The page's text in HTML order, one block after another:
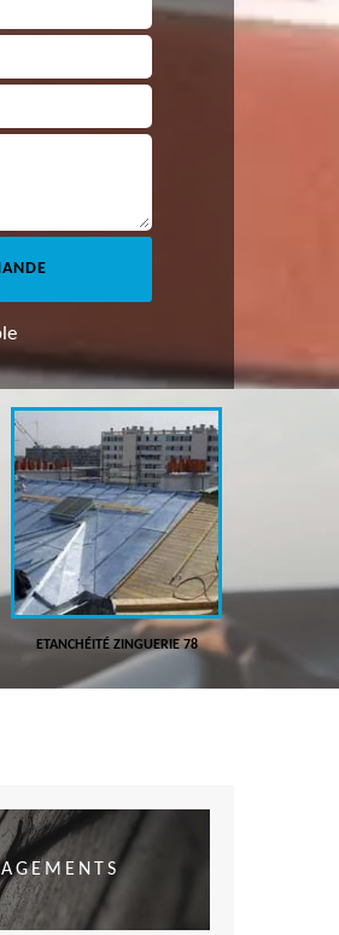
ETANCHÉITÉ ZINGUERIE 78